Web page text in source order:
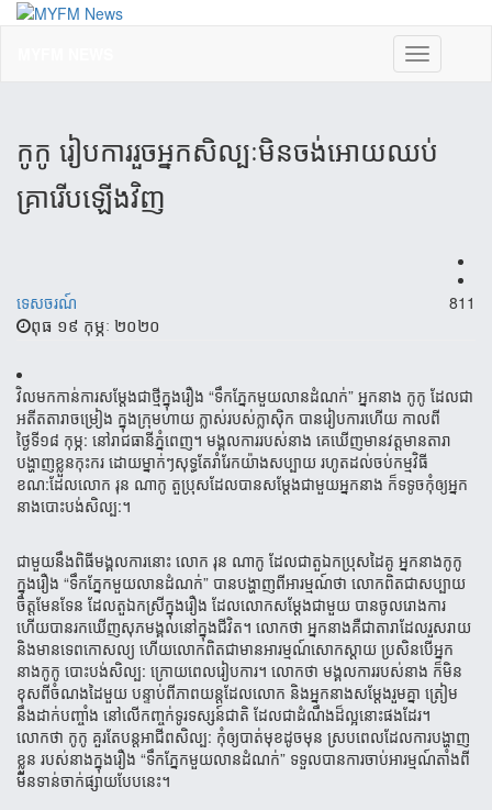
Toggle
navigation
កូកូ រៀបការរួចអ្នកសិល្បៈមិនចង់អោយឈប់
គ្រារើបឡើងវិញ
811
ទេសចរណ៍
ពុធ ១៩ កុម្ភៈ ២០២០
វិលមកកាន់ការសម្ដែងជាថ្មីក្នុងរឿង “ទឹកភ្នែកមួយលានដំណក់” អ្នកនាង កូកូ ដែលជា
អតីតតារាចម្រៀង ក្នុងក្រុមហាយ ក្លាស់​របស់​ក្លាស៊ិក បានរៀបការហើយ កាលពី
ថ្ងៃទី១៨ កុម្ភ: នៅរាជធានីភ្នំពេញ។ មង្គលការរបស់នាង គេឃើញ​មាន​វត្តមាន​តារា​
បង្ហាញ​​ខ្លួន​កុះករ ដោយម្នាក់ៗសុទ្ធតែរាំរែកយ៉ាងសប្បាយ រហូតដល់ចប់កម្មវិធី
ខណ:ដែលលោក រុន ណាកូ តួ​ប្រុស​ដែល​បាន​សម្ដែង​ជា​មួយ​អ្នកនាង ក៏ទទូចកុំឲ្យអ្នក
នាង​បោះបង់សិល្ប:។
ជាមួយនឹងពិធីមង្គលការនោះ លោក រុន ណាកូ ដែលជាតួឯកប្រុសដៃគូ អ្នកនាងកូកូ
ក្នុងរឿង “ទឹកភ្នែកមួយលានដំណក់” បាន​បង្ហាញពីអារម្មណ៍ថា លោកពិតជាសប្បាយ
ចិត្តមែនទែន ដែលតួឯកស្រីក្នុងរឿង ដែលលោកសម្ដែងជាមួយ បានចូលរោងការ
ហើយ​បានរកឃើញសុភមង្គលនៅក្នុងជីវិត។ លោកថា អ្នកនាងគឺជាតារាដែលរួសរាយ
និងមានទេពកោសល្យ ហើយ​លោក​ពិតជា​មានអារម្មណ៍សោកស្ដាយ ប្រសិនបើអ្នក
នាងកូកូ បោះបង់សិល្ប: ក្រោយពេលរៀបការ។ លោកថា មង្គលការរបស់នាង ក៏មិន
ខុសពីចំណងដៃមួយ បន្ទាប់ពីភាពយន្តដែលលោក និងអ្នកនាងសម្ដែងរួមគ្នា ត្រៀម
នឹងដាក់បញ្ចាំង នៅ​លើ​កញ្ចក់​ទូរ​ទស្សន៍​ជាតិ ដែលជាដំណឹងដ៏ល្អនោះផងដែរ។
លោកថា កូកូ គួរតែបន្តអាជីពសិល្ប: កុំឲ្យបាត់មុខដូចមុន ស្រប​ពេល​ដែល​ការ​បង្ហាញ​
ខ្លួន របស់នាងក្នុងរឿង “ទឹកភ្នែកមួយលានដំណក់” ទទួលបានការចាប់អារម្មណ៍តាំងពី
មិនទាន់ចាក់ផ្សាយបែបនេះ។